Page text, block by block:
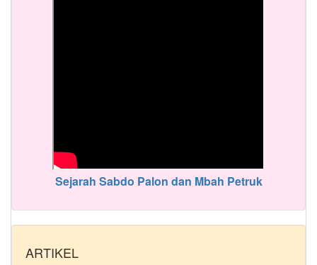
Sejarah Sabdo Palon dan Mbah Petruk
ARTIKEL